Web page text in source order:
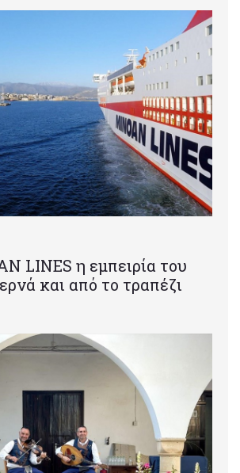
LINES η εμπειρία του
και από το τραπέζι